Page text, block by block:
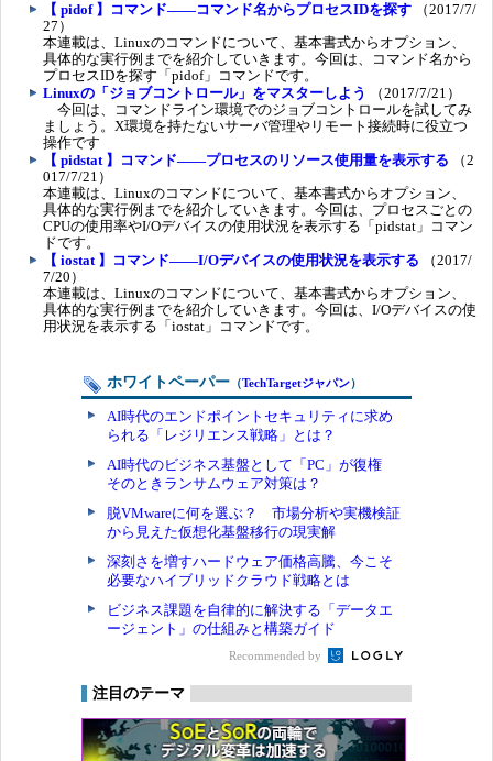
【 pidof 】コマンド――コマンド名からプロセスIDを探す （2017/7/
27）
本連載は、Linuxのコマンドについて、基本書式からオプション、
具体的な実行例までを紹介していきます。今回は、コマンド名から
プロセスIDを探す「pidof」コマンドです。
Linuxの「ジョブコントロール」をマスターしよう
（2017/7/21）
今回は、コマンドライン環境でのジョブコントロールを試してみ
ましょう。X環境を持たないサーバ管理やリモート接続時に役立つ
操作です
【 pidstat 】コマンド――プロセスのリソース使用量を表示する （2
017/7/21）
本連載は、Linuxのコマンドについて、基本書式からオプション、
具体的な実行例までを紹介していきます。今回は、プロセスごとの
CPUの使用率やI/Oデバイスの使用状況を表示する「pidstat」コマン
ドです。
【 iostat 】コマンド――I/Oデバイスの使用状況を表示する （2017/
7/20）
本連載は、Linuxのコマンドについて、基本書式からオプション、
具体的な実行例までを紹介していきます。今回は、I/Oデバイスの使
用状況を表示する「iostat」コマンドです。
ホワイトペーパー （TechTargetジャパン）
AI時代のエンドポイントセキュリティに求め
られる「レジリエンス戦略」とは？
AI時代のビジネス基盤として「PC」が復権
そのときランサムウェア対策は？
脱VMwareに何を選ぶ？ 市場分析や実機検証
から見えた仮想化基盤移行の現実解
深刻さを増すハードウェア価格高騰、今こそ
必要なハイブリッドクラウド戦略とは
ビジネス課題を自律的に解決する「データエ
ージェント」の仕組みと構築ガイド
Recommended by
注目のテーマ